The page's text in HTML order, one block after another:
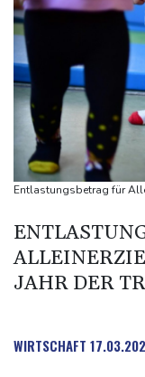
Sieg auf der
Drohne explodiert
Bulgarien nahe
Lionel Messi
Absturz von
Württemberg
Selenskyj warnt in
Drohnen über
gesichtet
Ungarns
Schwimm-EM:
Entlastungsbetrag für
JAHR DER
WIRTSCHAFT